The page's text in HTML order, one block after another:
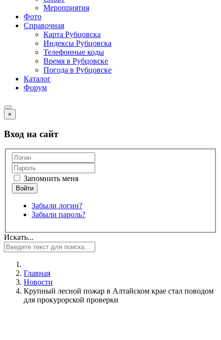
Мероприятия
Фото
Справочная
Карта Рубцовска
Индексы Рубцовска
Телефонные коды
Время в Рубцовске
Погода в Рубцовске
Каталог
Форум
×
Вход на сайт
Запомнить меня
Забыли логин?
Забыли пароль?
Искать...
Главная
Новости
Крупный лесной пожар в Алтайском крае стал поводом
для прокурорской проверки